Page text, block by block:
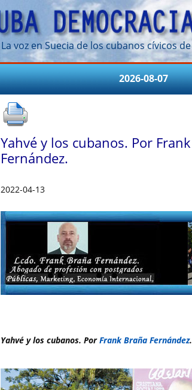
La voz en Suecia de los cubanos cívicos
2026-08-07
Yahvé y los cubanos. Por
Fernández.
2022-04-13
Yahvé y los cubanos. PorFrank Braña Fernández.